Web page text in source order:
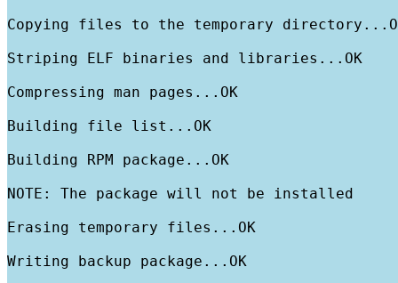
Copying files to the temporary
Striping ELF binaries and libraries...OK
Compressing man pages...OK
Building file list...OK
Building RPM package...OK
NOTE: The package will not be installed
Erasing temporary files...OK
Writing backup package...OK